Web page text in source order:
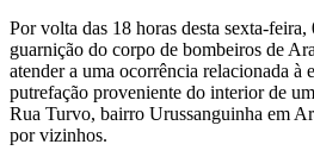
Por volta das 18 horas desta sexta-feira,
guarnição do corpo de bombeiros de
atender a uma ocorrência relacionada à
putrefação proveniente do interior de
Rua Turvo, bairro Urussanguinha em
por vizinhos.